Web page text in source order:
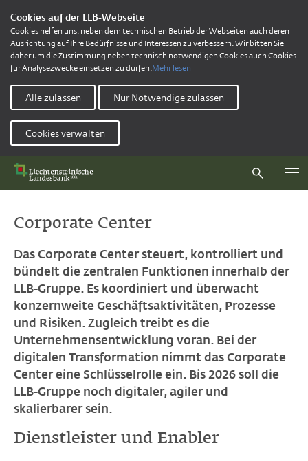
Cookies auf der LLB-Webseite
Cookies helfen uns, neben dem technischen Betrieb der Webseiten auch deren
Ausrichtung auf Ihre Bedürfnisse und Interessen zu verbessern. Wir bitten Sie
daher um die Zustimmung neben technisch notwendigen Cookies auch Cookies
für Analysezwecke einsetzen zu dürfen.Mehr lesen
Alle zulassen Nur Notwendige zulassen
Cookies verwalten
Corporate Center
Das Corporate Center steuert, kontrolliert und
bündelt die zentralen Funktionen innerhalb der
LLB-Gruppe. Es koordiniert und überwacht
konzernweite Geschäftsaktivitäten, Prozesse
und Risiken. Zugleich treibt es die
Unternehmensentwicklung voran. Bei der
digitalen Transformation nimmt das Corporate
Center eine Schlüsselrolle ein. Bis 2026 soll die
LLB-Gruppe noch digitaler, agiler und
skalierbarer sein.
Dienstleister und Enabler